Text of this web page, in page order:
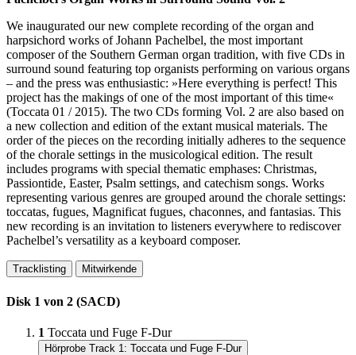
We inaugurated our new complete recording of the organ and
harpsichord works of Johann Pachelbel, the most important
composer of the Southern German organ tradition, with five CDs in
surround sound featuring top organists performing on various organs
– and the press was enthusiastic: »Here everything is perfect! This
project has the makings of one of the most important of this time«
(Toccata 01 / 2015). The two CDs forming Vol. 2 are also based on
a new collection and edition of the extant musical materials. The
order of the pieces on the recording initially adheres to the sequence
of the chorale settings in the musicological edition. The result
includes programs with special thematic emphases: Christmas,
Passiontide, Easter, Psalm settings, and catechism songs. Works
representing various genres are grouped around the chorale settings:
toccatas, fugues, Magnificat fugues, chaconnes, and fantasias. This
new recording is an invitation to listeners everywhere to rediscover
Pachelbel’s versatility as a keyboard composer.
Tracklisting Mitwirkende
Disk 1 von 2 (SACD)
1 Toccata und Fuge F-Dur
Hörprobe Track 1: Toccata und Fuge F-Dur